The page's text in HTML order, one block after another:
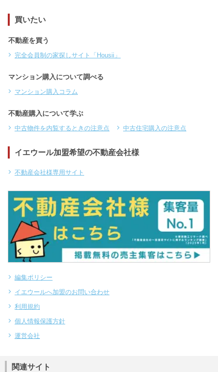
買いたい
不動産を買う
完全会員制の家探しサイト「Housii」
マンション購入について調べる
マンション購入コラム
不動産購入について学ぶ
中古物件を内覧するときの注意点 中古住宅購入の注意点
イエウール加盟希望の不動産会社様
不動産会社様専用サイト
編集ポリシー
イエウールへ加盟のお問い合わせ
利用規約
個人情報保護方針
運営会社
関連サイト